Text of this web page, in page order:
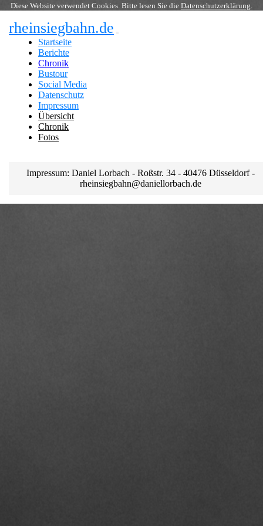
Diese Website verwendet Cookies. Bitte lesen Sie die Datenschutzerklärung.
rheinsiegbahn.de
Startseite
Berichte
Chronik
Bustour
Social Media
Datenschutz
Impressum
Übersicht
Chronik
Fotos
Impressum: Daniel Lorbach - Roßstr. 34 - 40476 Düsseldorf -
rheinsiegbahn@daniellorbach.de